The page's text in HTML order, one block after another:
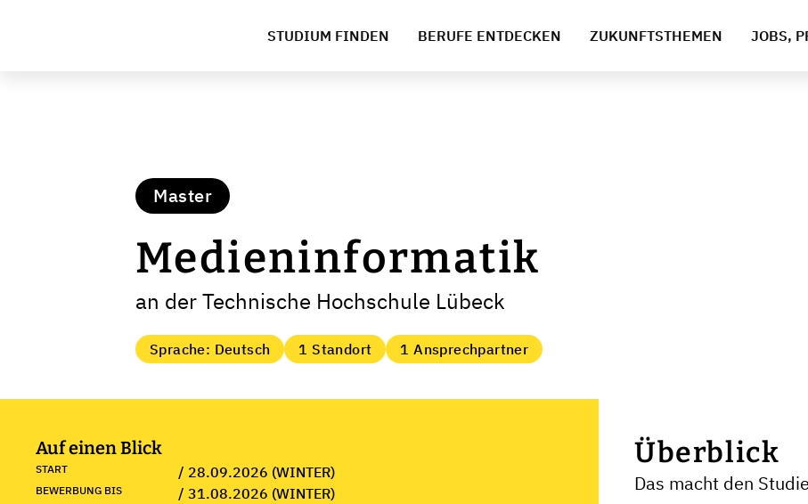
STUDIUM FINDEN BERUFE ENTDECKEN ZUKUNFTSTHEMEN JOBS,
Master
Medieninformatik
an der Technische Hochschule Lübeck
Sprache: Deutsch 1 Standort 1 Ansprechpartner
Auf einen Blick
START / 28.09.2026 (WINTER)
BEWERBUNG BIS / 31.08.2026 (WINTER)
Überblick
Das macht den